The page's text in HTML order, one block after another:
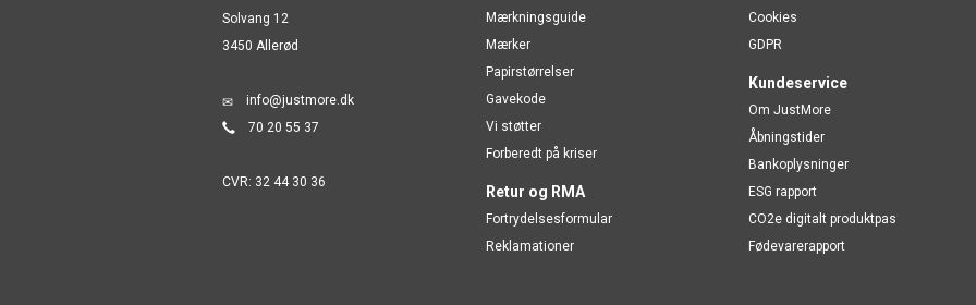
Solvang 12
3450 Allerød
info@justmore.dk
70 20 55 37
CVR: 32 44 30 36
Mærkningsguide
Mærker
Papirstørrelser
Gavekode
Vi støtter
Forberedt på kriser
Retur og RMA
Fortrydelsesformular
Reklamationer
Cookies
GDPR
Kundeservice
Om JustMore
Åbningstider
Bankoplysninger
ESG rapport
CO2e digitalt produktpas
Fødevarerapport